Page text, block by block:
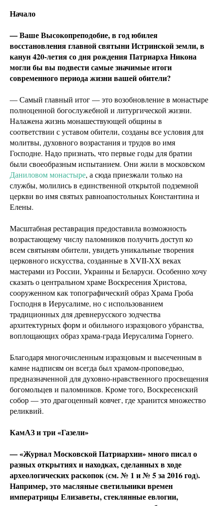
Начало
— Ваше Высокопреподобие, в год юбилея
восстановления главной святыни Истринской земли, в
канун 420-летия со дня рождения Патриарха Никона
могли бы вы подвести самые значимые итоги
современного периода жизни вашей обители?
— Самый главный итог — это возобновление в монастыре
полноценной богослужебной и литургической жизни.
Налажена жизнь монашествующей общины в
соответствии с уставом обители, созданы все условия для
молитвы, духовного возрастания и трудов во имя
Господне. Надо признать, что первые годы для братии
были своеобразным испытанием. Они жили в московском
Даниловом монастыре, а сюда приезжали только на
службы, молились в единственной открытой подземной
церкви во имя святых равноапостольных Константина и
Елены.
Масштабная реставрация предоставила возможность
возрастающему числу паломников получить доступ ко
всем святыням обители, увидеть уникальные творения
церковного искусства, созданные в XVII-XX веках
мастерами из России, Украины и Беларуси. Особенно хочу
сказать о центральном храме Воскресения Христова,
сооруженном как топографический образ Храма Гроба
Господня в Иерусалиме, но с использованием
традиционных для древнерусского зодчества
архитектурных форм и обильного изразцового убранства,
воплощающих образ храма-града Иерусалима Горнего.
Благодаря многочисленным изразцовым и высеченным в
камне надписям он всегда был храмом-проповедью,
предназначенной для духовно-нравственного просвещения
богомольцев и паломников. Кроме того, Воскресенский
собор — это драгоценный ковчег, где хранится множество
реликвий.
КамАЗ и три «Газели»
— «Журнал Московской Патриархии» много писал о
разных открытиях и находках, сделанных в ходе
археологических раскопок (см. № 1 и № 5 за 2016 год).
Например, это масляные светильники времен
императрицы Елизаветы, стеклянные евлогии,